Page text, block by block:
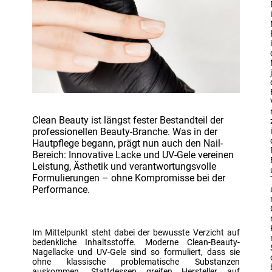
Clean Beauty ist längst fester Bestandteil der
professionellen Beauty-Branche. Was in der
Hautpflege begann, prägt nun auch den Nail-
Bereich: Innovative Lacke und UV-Gele vereinen
Leistung, Ästhetik und verantwortungsvolle
Formulierungen – ohne Kompromisse bei der
Performance.
Im Mittelpunkt steht dabei der bewusste Verzicht auf
bedenkliche Inhaltsstoffe. Moderne Clean-Beauty-
Nagellacke und UV-Gele sind so formuliert, dass sie
ohne klassische problematische Substanzen